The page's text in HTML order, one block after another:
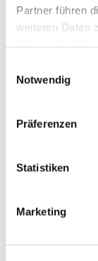
Partner führen
weiteren Daten
Notwendig
Präferenzen
Statistiken
Marketing
Uhr
Kassel
Pfarrer